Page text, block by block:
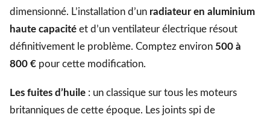
dimensionné. L’installation d’un radiateur en aluminium
haute capacité et d’un ventilateur électrique résout
définitivement le problème. Comptez environ 500 à
800 € pour cette modification.
Les fuites d’huile : un classique sur tous les moteurs
britanniques de cette époque. Les joints spi de